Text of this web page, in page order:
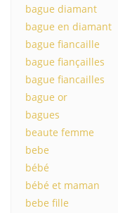
bague diamant
bague en diamant
bague fiancaille
bague fiançailles
bague fiancailles
bague or
bagues
beaute femme
bebe
bébé
bébé et maman
bebe fille